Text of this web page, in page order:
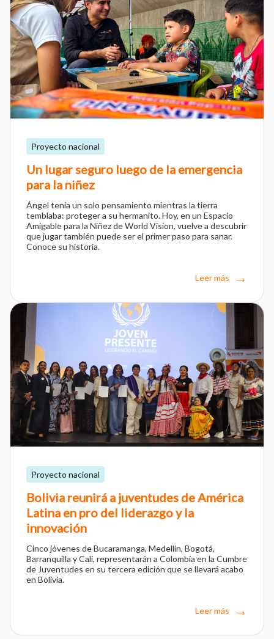
Proyecto nacional
Un lugar seguro luego de la emergencia
para la niñez
Ángel tenía un solo pensamiento mientras la tierra
temblaba: proteger a su hermanito. Hoy, en un Espacio
Amigable para la Niñez de World Vision, vuelve a descubrir
que jugar también puede ser el primer paso para sanar.
Conoce su historia.
Leer más
Proyecto nacional
Bolivia reunirá a juventudes de América
Latina en pro del liderazgo y la
innovación
Cinco jóvenes de Bucaramanga, Medellín, Bogotá,
Barranquilla y Cali, representarán a Colombia en la Cumbre
de Juventudes en su tercera edición que se llevará acabo
en Bolivia.
Leer más